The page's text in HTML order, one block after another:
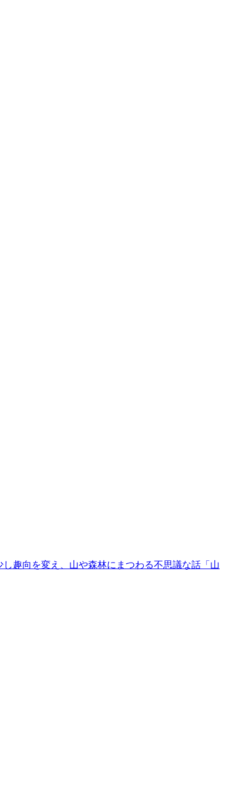
趣向を変え、山や森林にまつわる不思議な話「山